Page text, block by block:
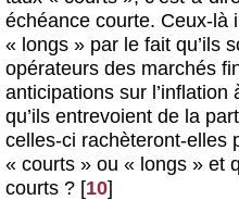
échéance courte. Ceux-là
« longs » par le fait qu’ils
opérateurs des marchés
anticipations sur
qu’ils entrevoient de la
celles-ci rachèteront-elles
« courts » ou « longs » et
courts ? [10]